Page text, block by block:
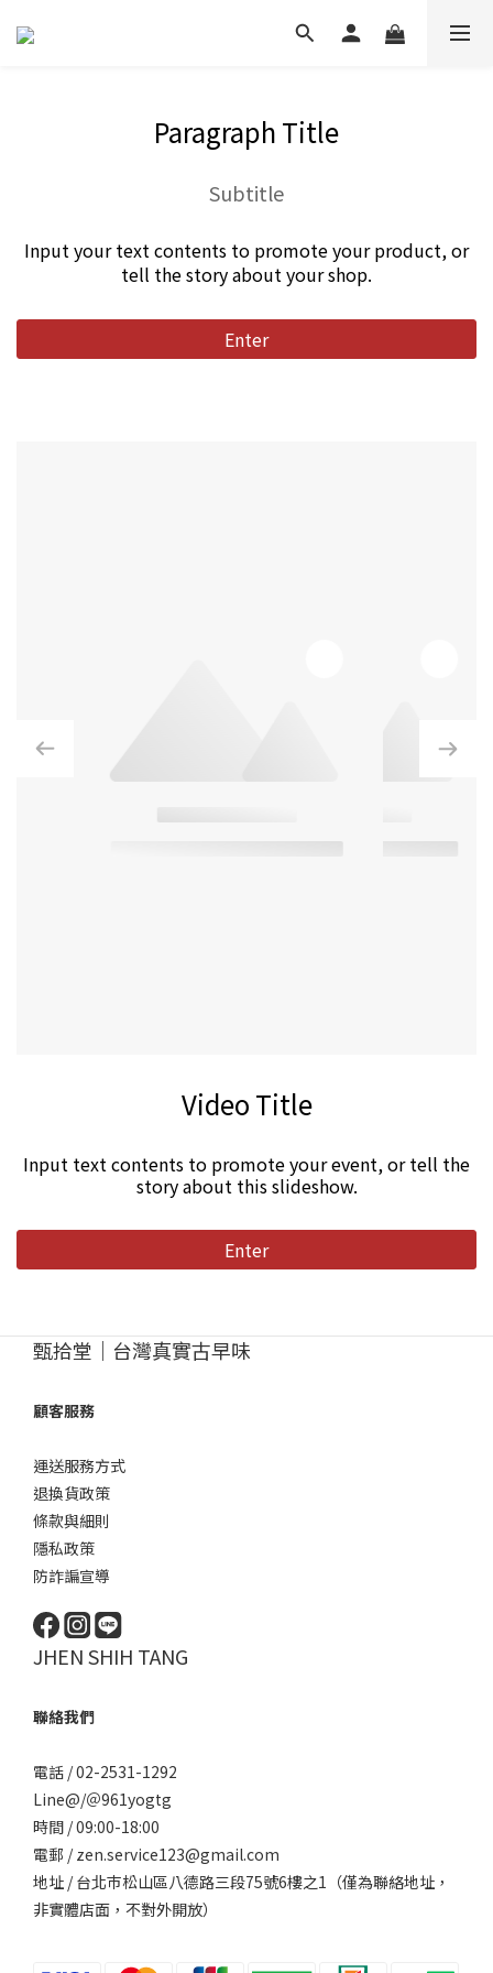
Paragraph Title
Subtitle
Input your text contents to promote your product, or
tell the story about your shop.
Enter
Video Title
Input text contents to promote your event, or tell the
story about this slideshow.
Enter
甄拾堂｜台灣真實古早味
顧客服務
運送服務方式
退換貨政策
條款與細則
隱私政策
防詐諞宣導
JHEN SHIH TANG
聯絡我們
電話 / 02-2531-1292
Line@/＠961yogtg
時間 / 09:00-18:00
電郵 / zen.service123@gmail.com
地址 / 台北巿松山區八德路三段75號6樓之1（僅為聯絡地址，
非實體店面，不對外開放）